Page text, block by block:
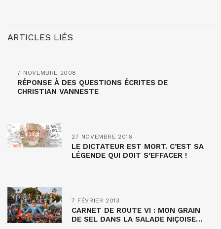
ARTICLES LIÉS
7 NOVEMBRE 2008
RÉPONSE À DES QUESTIONS ÉCRITES DE
CHRISTIAN VANNESTE
27 NOVEMBRE 2016
LE DICTATEUR EST MORT. C’EST SA
LÉGENDE QUI DOIT S’EFFACER !
7 FÉVRIER 2013
CARNET DE ROUTE VI : MON GRAIN
DE SEL DANS LA SALADE NIÇOISE…